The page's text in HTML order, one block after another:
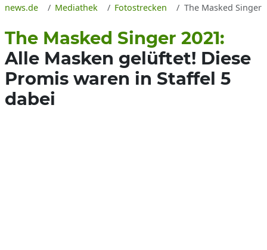
news.de Mediathek Fotostrecken The Masked Singer
The Masked Singer 2021:
Alle Masken gelüftet! Diese
Promis waren in Staffel 5
dabei